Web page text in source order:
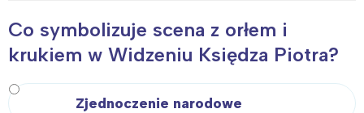
Co symbolizuje scena z orłem i
krukiem w Widzeniu Księdza Piotra?
Zjednoczenie narodowe